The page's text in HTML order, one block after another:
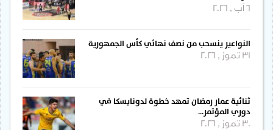
النواعير ينسحب من نصف نهائي كأس الجمهورية
31 تموز , 2026
ثنائية عمار رمضان تمهد خطوة لدونايسكا في
دوري المؤتمر…
30 تموز , 2026